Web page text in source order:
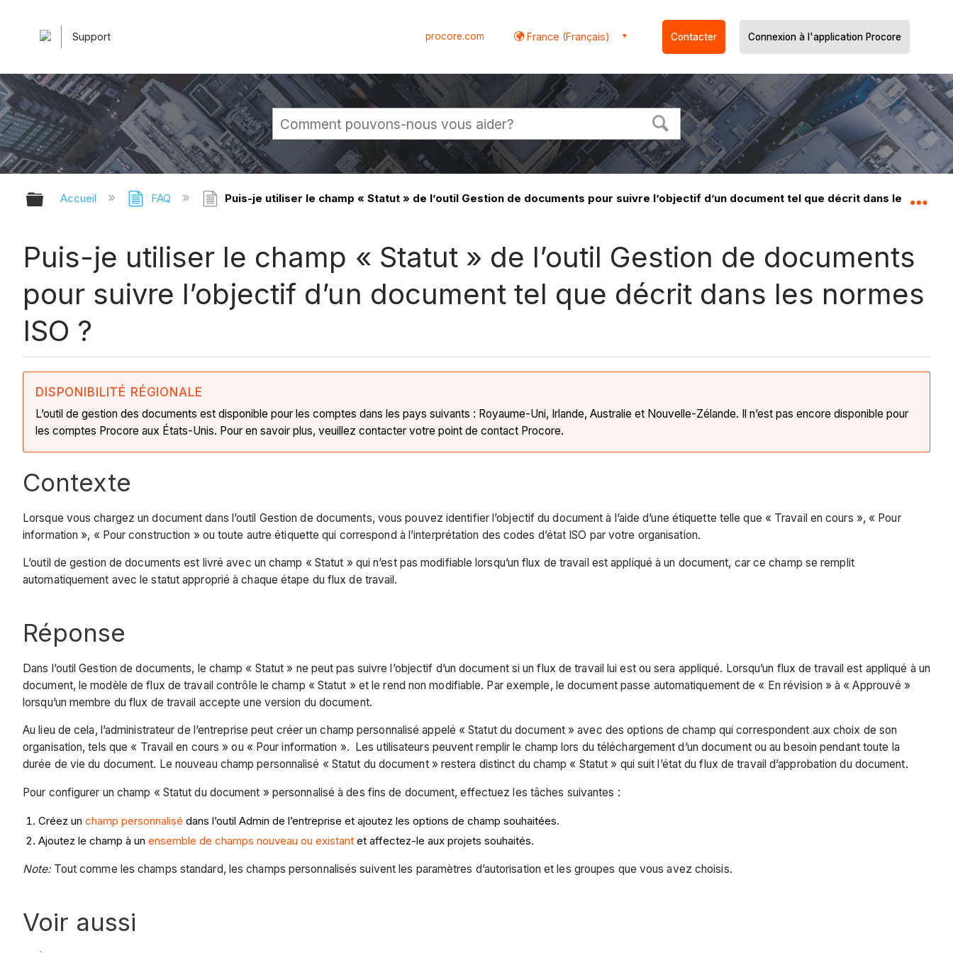
Support procore.com France (Français) Contacter Connexion à l'application Procore
Développer/réduire la hiérarchie globale
Accueil FAQ Puis-je utiliser le champ « Statut » de l’outil Gestion de documents pour suivre l’objectif d’un document tel que décrit dans les normes
Puis-je utiliser le champ « Statut » de l’outil Gestion de documents
pour suivre l’objectif d’un document tel que décrit dans les normes
ISO ?
DISPONIBILITÉ RÉGIONALE
L’outil de gestion des documents est disponible pour les comptes dans les pays suivants : Royaume-Uni, Irlande, Australie et Nouvelle-Zélande. Il n’est pas encore disponible pour
les comptes Procore aux États-Unis. Pour en savoir plus, veuillez contacter votre point de contact Procore.
Contexte
Lorsque vous chargez un document dans l’outil Gestion de documents, vous pouvez identifier l’objectif du document à l’aide d’une étiquette telle que « Travail en cours », « Pour
information », « Pour construction » ou toute autre étiquette qui correspond à l’interprétation des codes d’état ISO par votre organisation.
L’outil de gestion de documents est livré avec un champ « Statut » qui n’est pas modifiable lorsqu’un flux de travail est appliqué à un document, car ce champ se remplit
automatiquement avec le statut approprié à chaque étape du flux de travail.
Réponse
Dans l’outil Gestion de documents, le champ « Statut » ne peut pas suivre l’objectif d’un document si un flux de travail lui est ou sera appliqué. Lorsqu’un flux de travail est appliqué à un
document, le modèle de flux de travail contrôle le champ « Statut » et le rend non modifiable. Par exemple, le document passe automatiquement de « En révision » à « Approuvé »
lorsqu’un membre du flux de travail accepte une version du document.
Au lieu de cela, l’administrateur de l’entreprise peut créer un champ personnalisé appelé « Statut du document » avec des options de champ qui correspondent aux choix de son
organisation, tels que « Travail en cours » ou « Pour information ». Les utilisateurs peuvent remplir le champ lors du téléchargement d’un document ou au besoin pendant toute la
durée de vie du document. Le nouveau champ personnalisé « Statut du document » restera distinct du champ « Statut » qui suit l’état du flux de travail d’approbation du document.
Pour configurer un champ « Statut du document » personnalisé à des fins de document, effectuez les tâches suivantes :
Créez unchamp personnalisé dans l’outil Admin de l’entreprise et ajoutez les options de champ souhaitées.
Ajoutez le champ à unensemble de champs nouveau ou existant et affectez-le aux projets souhaités.
Note:Tout comme les champs standard, les champs personnalisés suivent les paramètres d’autorisation et les groupes que vous avez choisis.
Voir aussi